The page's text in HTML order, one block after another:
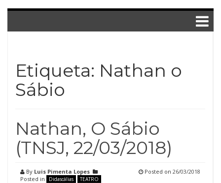
Etiqueta: Nathan o
Sábio
Nathan, O Sábio
(TNSJ, 22/03/2018)
By Luis Pimenta Lopes
Posted in
Didascálias TEATRO
Posted on 26/03/2018